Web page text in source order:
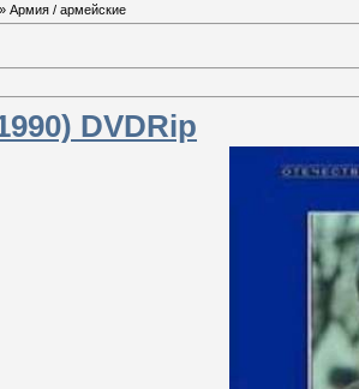
» Армия / армейские
DVDRip